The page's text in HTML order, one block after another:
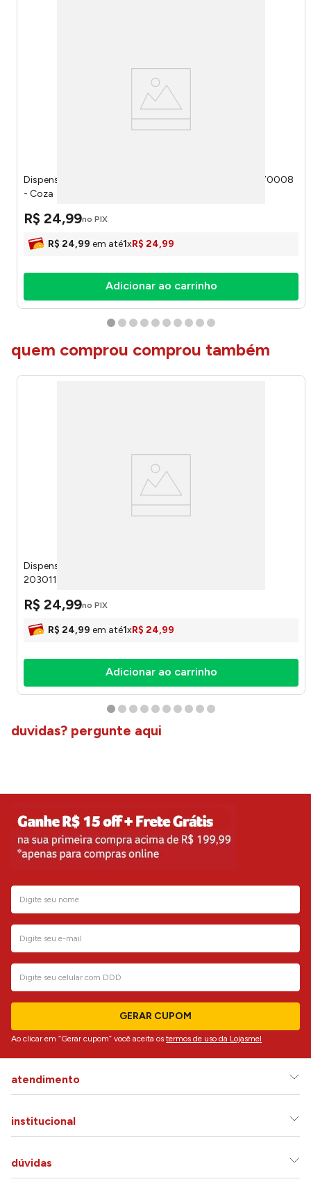
Dispenser de Detergente Basic R&J Preto 600ml 108370008
- Coza
R$ 24,99no PIX
R$ 24,99 em até1xR$ 24,99
Adicionar ao carrinho
quem comprou comprou também
Dispenser Para Detergente Liquido Full Preto 700ml
2030118201 - Udê
R$ 24,99no PIX
R$ 24,99 em até1xR$ 24,99
Adicionar ao carrinho
duvidas? pergunte aqui
GERAR CUPOM
Ao clicar em “Gerar cupom” você aceita os termos de uso da Lojasmel
atendimento
institucional
dúvidas